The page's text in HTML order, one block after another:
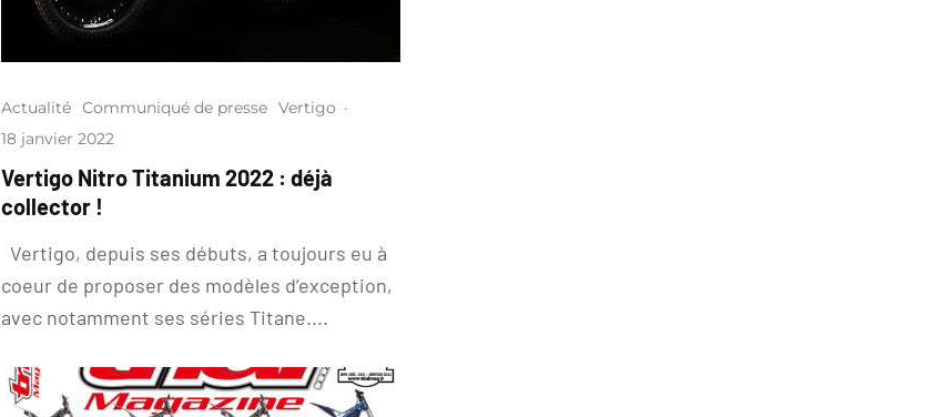
Actualité Communiqué de presse Vertigo ·
18 janvier 2022
Vertigo Nitro Titanium 2022 : déjà
collector !
Vertigo, depuis ses débuts, a toujours eu à
coeur de proposer des modèles d’exception,
avec notamment ses séries Titane....